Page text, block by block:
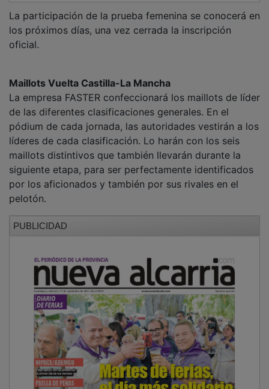
los próximos días, una vez cerrada la inscripción
oficial.
La empresa FASTER confeccionará los maillots de líder
de las diferentes clasificaciones generales. En el
pódium de cada jornada, las autoridades vestirán a los
líderes de cada clasificación. Lo harán con los seis
maillots distintivos que también llevarán durante la
siguiente etapa, para ser perfectamente identificados
por los aficionados y también por sus rivales en el
pelotón.